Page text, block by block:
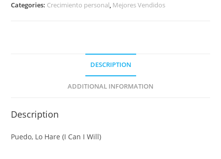
Categories: Crecimiento personal, Mejores Vendidos
DESCRIPTION
ADDITIONAL INFORMATION
Description
Puedo, Lo Hare (I Can I Will)